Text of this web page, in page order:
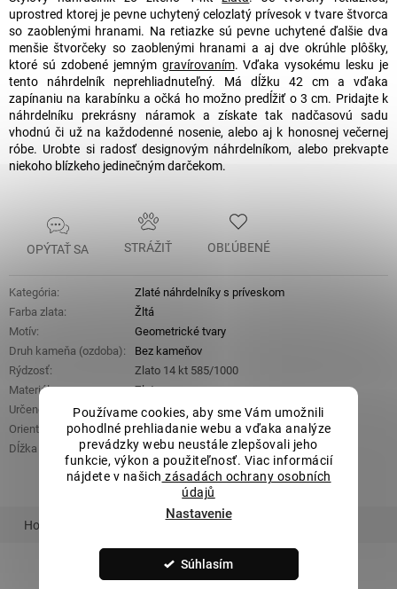
Používame cookies, aby sme Vám umožnili
pohodlné prehliadanie webu a vďaka analýze
prevádzky webu neustále zlepšovali jeho
funkcie, výkon a použiteľnosť. Viac informácií
nájdete v našich zásadách ochrany osobních
údajů
Nastavenie
Súhlasím
uprostred ktorej je pevne uchytený celozlatý prívesok v tvare štvorca
so zaoblenými hranami. Na retiazke sú pevne uchytené ďalšie dva
menšie štvorčeky so zaoblenými hranami a aj dve okrúhle plôšky,
ktoré sú zdobené jemným gravírovaním. Vďaka vysokému lesku je
tento náhrdelník neprehliadnuteľný. Má dĺžku 42 cm a vďaka
zapínaniu na karabínku a očká ho možno predĺžiť o 3 cm. Pridajte k
náhrdelníku prekrásny náramok a získate tak nadčasovú sadu
vhodnú či už na každodenné nosenie, alebo aj k honosnej večernej
róbe. Urobte si radosť designovým náhrdelníkom, alebo prekvapte
niekoho blízkeho jedinečným darčekom.
OPÝTAŤ SA STRÁŽIŤ OBĽÚBENÉ
Kategória:
Zlaté náhrdelníky s príveskom
Farba zlata:
Žltá
Motív:
Geometrické tvary
Druh kameňa (ozdoba):
Bez kameňov
Rýdzosť:
Zlato 14 kt 585/1000
Materiál:
Zlato
Určené pre
Dámske
Orientačná hmotnosť:
5,45 g
Dĺžka retiazky : 42 cm + 3 cm
Hodnotenie